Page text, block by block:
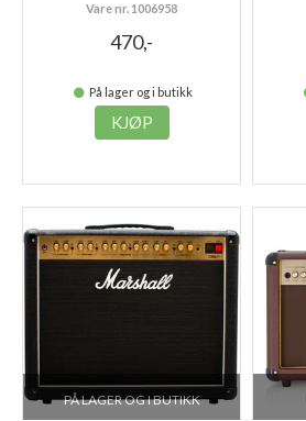
Vare nr. 1006958
470,-
På lager og i butikk
KJØP
PÅ LAGER OG I BUTIKK